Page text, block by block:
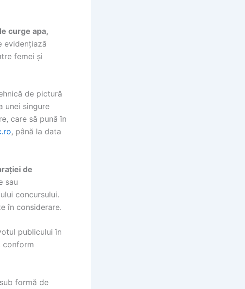
curge apa,
evidențiază
femei și
de pictură
unei singure
care să pună în
, până la data
de
sau
concursului.
în considerare.
publicului în
conform
formă de